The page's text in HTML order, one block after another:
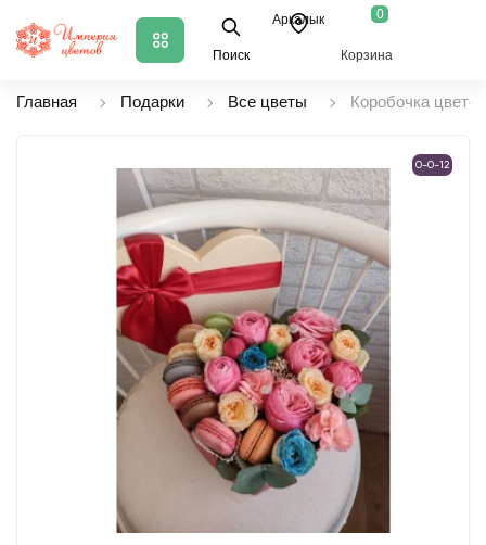
Поиск
Аркалык 0
Корзина
Главная Подарки Все цветы Коробочка
0-0-12